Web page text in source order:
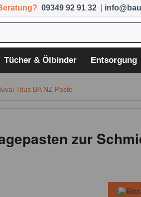
09349 92 91 32
Tücher & Ölbinder Entsorgung
Titus BA NZ Paste
zur